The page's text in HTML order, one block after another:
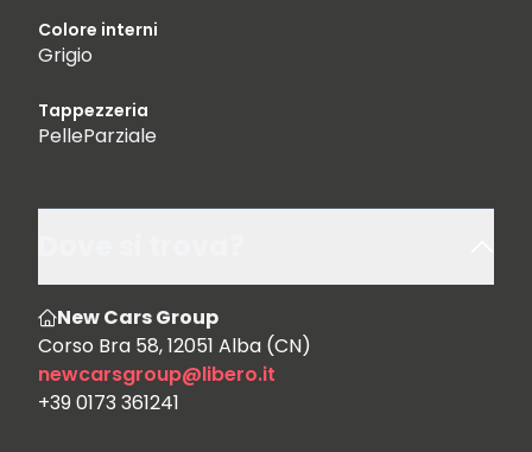
Colore interni
Grigio
Tappezzeria
PelleParziale
New Cars Group
Corso Bra 58, 12051 Alba (CN)
newcarsgroup@libero.it
+39 0173 361241